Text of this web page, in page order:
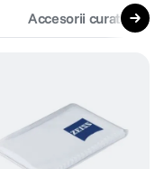
Accesorii curatare si